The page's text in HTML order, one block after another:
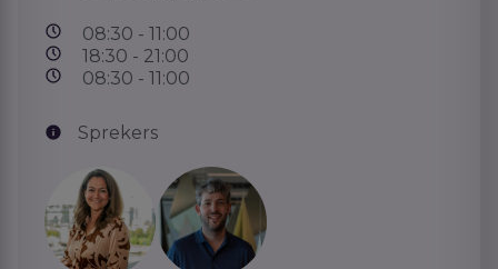
08:30 - 11:00
18:30 - 21:00
08:30 - 11:00
Sprekers